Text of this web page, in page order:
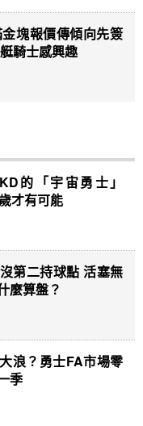
塊報價傳傾向先簽
騎士感興趣
的「宇宙勇士」
才有可能
第二持球點 活塞無
麼算盤？
浪？勇士FA市場零
季